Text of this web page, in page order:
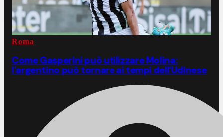
Roma
Come Gasperini può utilizzare Molina:
l'argentino può tornare ai tempi dell'Udinese